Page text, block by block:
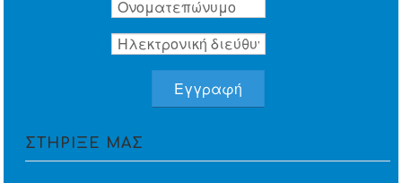
ΣΤΗΡΙΞΕ ΜΑΣ